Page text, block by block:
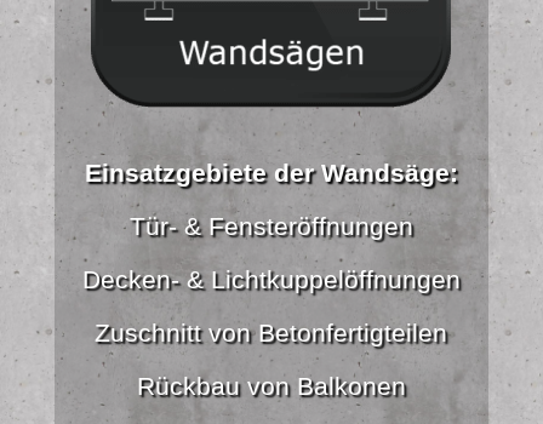
Einsatzgebiete der Wandsäge:
Tür- & Fensteröffnungen
Decken- & Lichtkuppelöffnungen
Zuschnitt von Betonfertigteilen
Rückbau von Balkonen